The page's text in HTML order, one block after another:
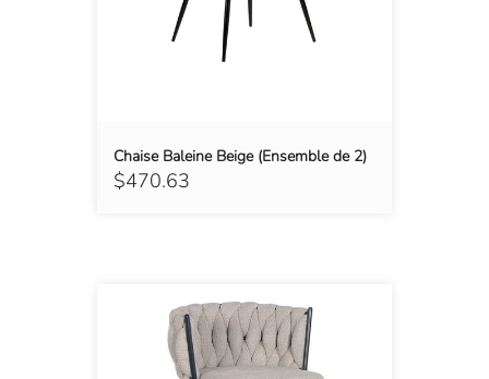
$470.63
Chaise Baleine Beige (Ensemble de 2)